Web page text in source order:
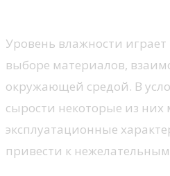
Уровень влажности
выборе материалов,
окружающей средой. В
сырости некоторые из них
эксплуатационные
привести к